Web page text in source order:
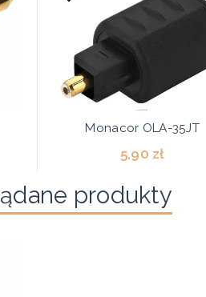
Monacor OLA-35JT
5,90 zł
produkty